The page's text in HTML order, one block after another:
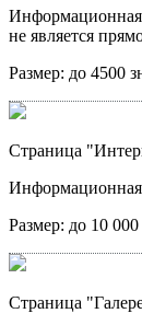
Информационная
не является
Размер: до 4500
Страница
Информационная
Размер: до 10 000
Страница